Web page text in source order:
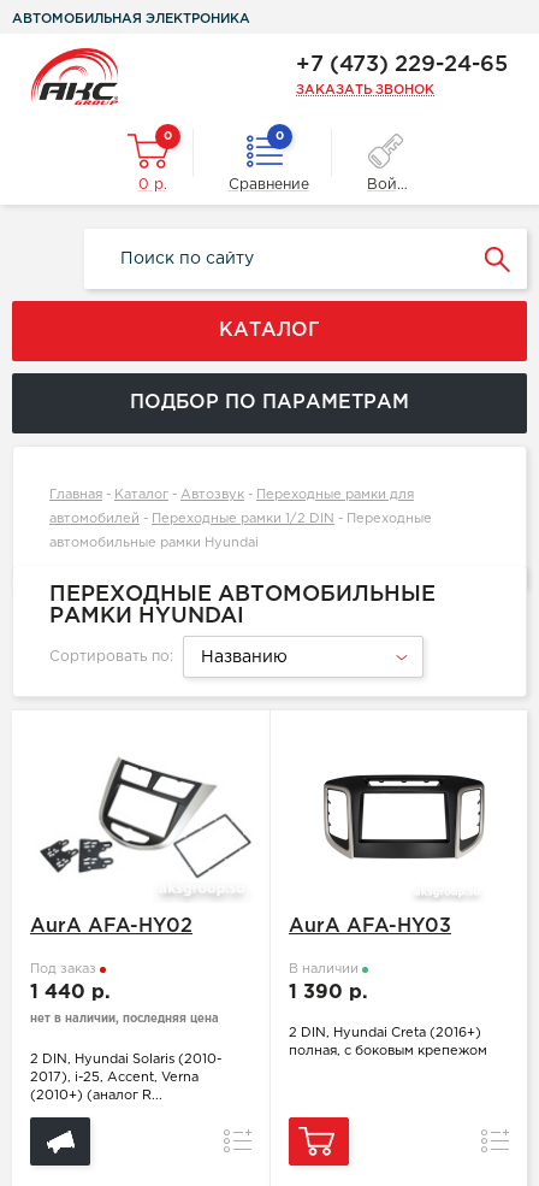
АВТОМОБИЛЬНАЯ ЭЛЕКТРОНИКА
+7 (473) 229-24-65
ЗАКАЗАТЬ ЗВОНОК
0
0 р.
0
Сравнение Войти
КАТАЛОГ
ПОДБОР ПО ПАРАМЕТРАМ
Главная - Каталог - Автозвук -
Переходные рамки для
автомобилей - Переходные рамки 1/2 DIN -
Переходные
автомобильные рамки Hyundai
ПЕРЕХОДНЫЕ АВТОМОБИЛЬНЫЕ
РАМКИ HYUNDAI
Сортировать по: Названию
AurA AFA-HY02
Под заказ
1 440 р.
нет в наличии, последняя цена
2 DIN, Hyundai Solaris (2010-
2017), i-25, Accent, Verna
(2010+) (аналог R...
Сравнение
AurA AFA-HY03
В наличии
1 390 р.
2 DIN, Hyundai Creta (2016+)
полная, с боковым крепежом